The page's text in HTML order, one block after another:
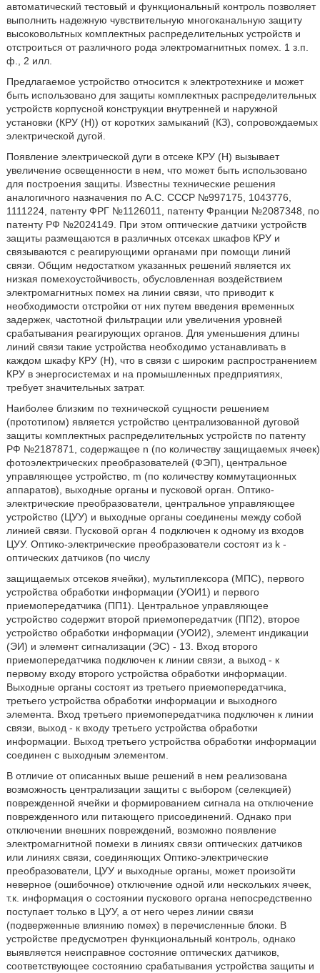
автоматический тестовый и функциональный контроль позволяет
выполнить надежную чувствительную многоканальную защиту
высоковольтных комплектных распределительных устройств и
отстроиться от различного рода электромагнитных помех. 1 з.п.
ф., 2 илл.
Предлагаемое устройство относится к электротехнике и может
быть использовано для защиты комплектных распределительных
устройств корпусной конструкции внутренней и наружной
установки (КРУ (Н)) от коротких замыканий (КЗ), сопровождаемых
электрической дугой.
Появление электрической дуги в отсеке КРУ (Н) вызывает
увеличение освещенности в нем, что может быть использовано
для построения защиты. Известны технические решения
аналогичного назначения по А.С. СССР №997175, 1043776,
1111224, патенту ФРГ №1126011, патенту Франции №2087348, по
патенту РФ №2024149. При этом оптические датчики устройств
защиты размещаются в различных отсеках шкафов КРУ и
связываются с реагирующими органами при помощи линий
связи. Общим недостатком указанных решений является их
низкая помехоустойчивость, обусловленная воздействием
электромагнитных помех на линии связи, что приводит к
необходимости отстройки от них путем введения временных
задержек, частотной фильтрации или увеличения уровней
срабатывания реагирующих органов. Для уменьшения длины
линий связи такие устройства необходимо устанавливать в
каждом шкафу КРУ (Н), что в связи с широким распространением
КРУ в энергосистемах и на промышленных предприятиях,
требует значительных затрат.
Наиболее близким по технической сущности решением
(прототипом) является устройство централизованной дуговой
защиты комплектных распределительных устройств по патенту
РФ №2187871, содержащее n (по количеству защищаемых ячеек)
фотоэлектрических преобразователей (ФЭП), центральное
управляющее устройство, m (по количеству коммутационных
аппаратов), выходные органы и пусковой орган. Оптико-
электрические преобразователи, центральное управляющее
устройство (ЦУУ) и выходные органы соединены между собой
линией связи. Пусковой орган 4 подключен к одному из входов
ЦУУ. Оптико-электрические преобразователи состоят из k -
оптических датчиков (по числу
защищаемых отсеков ячейки), мультиплексора (МПС), первого
устройства обработки информации (УОИ1) и первого
приемопередатчика (ПП1). Центральное управляющее
устройство содержит второй приемопередатчик (ПП2), второе
устройство обработки информации (УОИ2), элемент индикации
(ЭИ) и элемент сигнализации (ЭС) - 13. Вход второго
приемопередатчика подключен к линии связи, а выход - к
первому входу второго устройства обработки информации.
Выходные органы состоят из третьего приемопередатчика,
третьего устройства обработки информации и выходного
элемента. Вход третьего приемопередатчика подключен к линии
связи, выход - к входу третьего устройства обработки
информации. Выход третьего устройства обработки информации
соединен с выходным элементом.
В отличие от описанных выше решений в нем реализована
возможность централизации защиты с выбором (селекцией)
поврежденной ячейки и формированием сигнала на отключение
поврежденного или питающего присоединений. Однако при
отключении внешних повреждений, возможно появление
электромагнитной помехи в линиях связи оптических датчиков
или линиях связи, соединяющих Оптико-электрические
преобразователи, ЦУУ и выходные органы, может произойти
неверное (ошибочное) отключение одной или нескольких ячеек,
т.к. информация о состоянии пускового органа непосредственно
поступает только в ЦУУ, а от него через линии связи
(подверженные влиянию помех) в перечисленные блоки. В
устройстве предусмотрен функциональный контроль, однако
выявляется неисправное состояние оптических датчиков,
соответствующее состоянию срабатывания устройства защиты и